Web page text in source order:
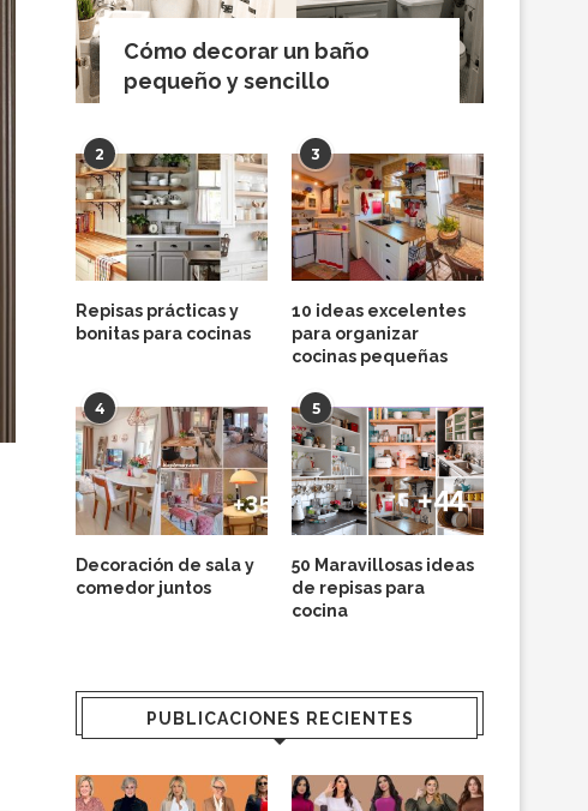
Cómo decorar un baño
pequeño y sencillo
2
Repisas prácticas y
bonitas para cocinas
3
10 ideas excelentes
para organizar
cocinas pequeñas
4
Decoración de sala y
comedor juntos
5
50 Maravillosas ideas
de repisas para
cocina
PUBLICACIONES RECIENTES